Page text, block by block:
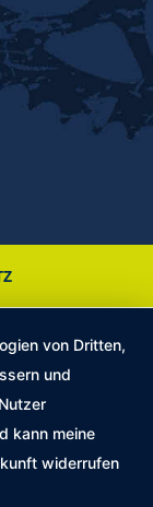
von Dritten,
und
kann meine
widerrufen